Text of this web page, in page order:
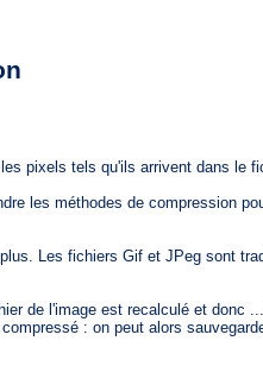
pixels tels qu'ils arrivent dans le
les méthodes de compression
Les fichiers Gif et JPeg sont
de l'image est recalculé et donc ...
: on peut alors